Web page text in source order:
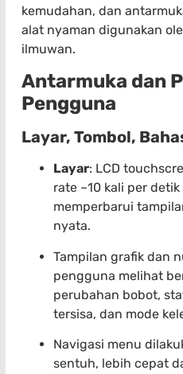
kemudahan, dan
alat nyaman digunakan
ilmuwan.
Antarmuka dan
Pengguna
Layar, Tombol,
Layar: LCD
rate ~10 kali per detik
memperbarui
nyata.
Tampilan grafik dan
pengguna melihat
perubahan bobot,
tersisa, dan mode
Navigasi menu
sentuh, lebih cepat